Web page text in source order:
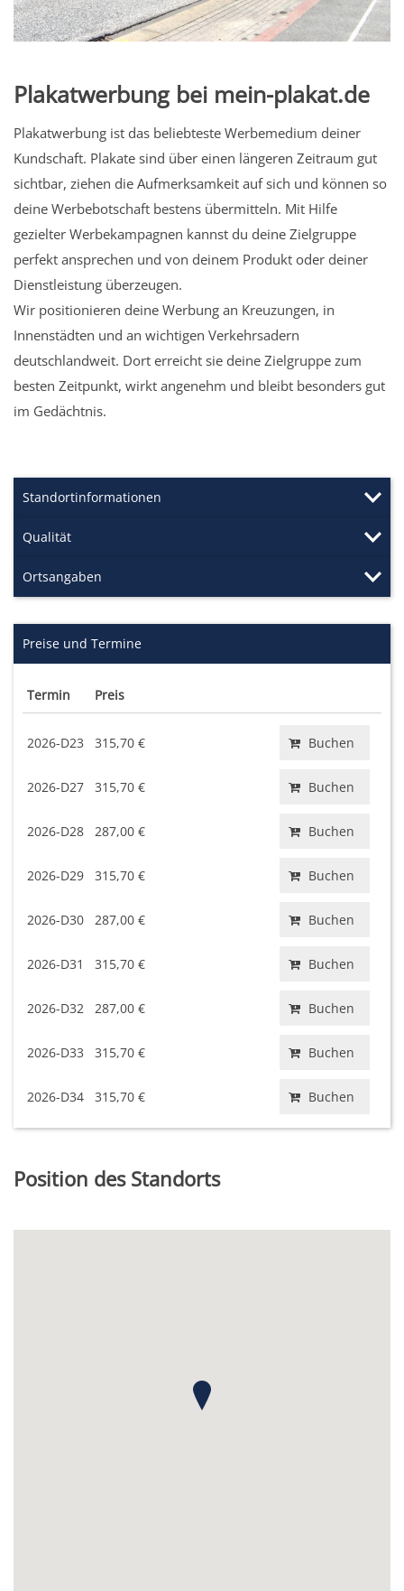
Plakatwerbung bei mein-plakat.de
Plakatwerbung ist das beliebteste Werbemedium deiner
Kundschaft. Plakate sind über einen längeren Zeitraum gut
sichtbar, ziehen die Aufmerksamkeit auf sich und können so
deine Werbebotschaft bestens übermitteln. Mit Hilfe
gezielter Werbekampagnen kannst du deine Zielgruppe
perfekt ansprechen und von deinem Produkt oder deiner
Dienstleistung überzeugen.
Wir positionieren deine Werbung an Kreuzungen, in
Innenstädten und an wichtigen Verkehrsadern
deutschlandweit. Dort erreicht sie deine Zielgruppe zum
besten Zeitpunkt, wirkt angenehm und bleibt besonders gut
im Gedächtnis.
Standortinformationen
Qualität
Ortsangaben
Preise und Termine
Termin Preis
2026-D23 315,70 € Buchen
2026-D27 315,70 € Buchen
2026-D28 287,00 € Buchen
2026-D29 315,70 € Buchen
2026-D30 287,00 € Buchen
2026-D31 315,70 € Buchen
2026-D32 287,00 € Buchen
2026-D33 315,70 € Buchen
2026-D34 315,70 € Buchen
Position des Standorts